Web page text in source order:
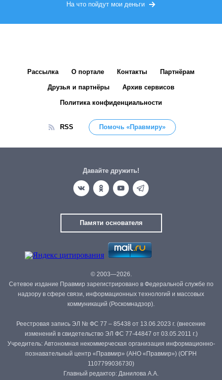
На что пойдут мои деньги
Рассылка О портале Контакты Партнёрам
Друзья и партнёры Архив сервисов
Политика конфиденциальности
RSS Помочь «Правмиру»
Давайте дружить!
Памяти основателя
© 2003—2026.
Сетевое издание Правмир зарегистрировано в Федеральной службе по
надзору в сфере связи, информационных технологий и массовых
коммуникаций (Роскомнадзор).
Реестровая запись ЭЛ № ФС 77 – 85438 от 13.06.2023 г. (внесение
изменений в свидетельство ЭЛ ФС 77-44847 от 03.05.2011 г.)
Учредитель: Автономная некоммерческая организация информационно-
познавательный центр «Правмир» (АНО «Правмир») (ОГРН
1107799036730)
Главный редактор: Данилова А.А.